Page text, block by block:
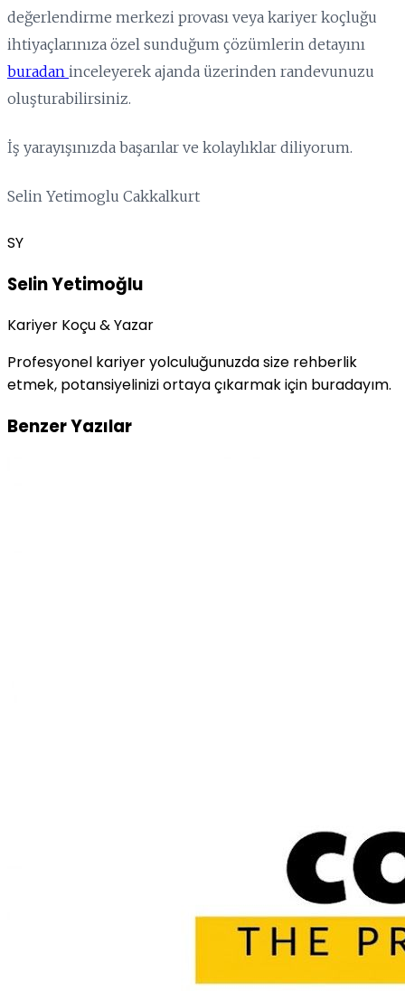
değerlendirme merkezi provası veya kariyer koçluğu
ihtiyaçlarınıza özel sunduğum çözümlerin detayını
buradan inceleyerek ajanda üzerinden randevunuzu
oluşturabilirsiniz.
İş yarayışınızda başarılar ve kolaylıklar diliyorum.
Selin Yetimoglu Cakkalkurt
SY
Selin Yetimoğlu
Kariyer Koçu & Yazar
Profesyonel kariyer yolculuğunuzda size rehberlik
etmek, potansiyelinizi ortaya çıkarmak için buradayım.
Benzer Yazılar